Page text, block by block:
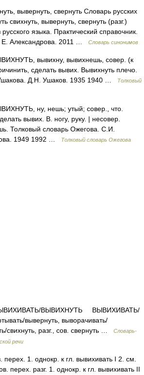
вывернуть, свернуть Словарь русских
свихнуть, вывернуть, свернуть (разг.)
языка. Практический справочник.
Е. Александрова. 2011 …
Словарь синонимов
вывихну, вывихнешь, совер. (к
сделать вывих. Вывихнуть плечо.
Д.Н. Ушаков. 1935 1940 …
Толковый
ну, нешь; утый; совер., что.
вывих. В. ногу, руку. | несовер.
Толковый словарь Ожегова. С.И.
1949 1992 …
Толковый словарь Ожегова
ВЫВИХНУТЬ ВЫВИХИВАТЬ/
вывернуть, выворачивать/
свихнуть, разг., сов. свернуть …
Словарь-
речи
1. однокр. к гл. вывихивать I 2. см.
перех. разг. 1. однокр. к гл. вывихивать II